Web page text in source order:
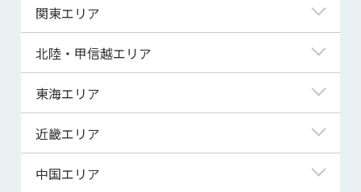
北海道
青森県
宮城県
秋田県
関東エリア
東京都
神奈川県
埼玉県
千葉県
北陸・甲信越エリア
新潟県
富山県
東海エリア
岐阜県
静岡県
近畿エリア
滋賀県
中国エリア